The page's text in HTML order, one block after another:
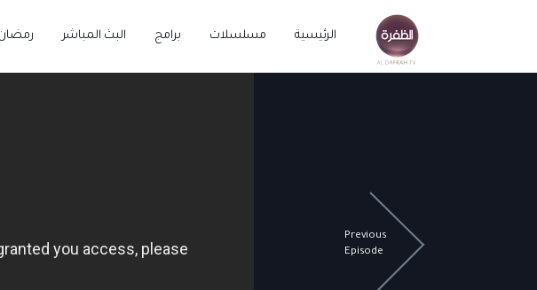
الرئيسية مسلسلات برامج البث المباشر رمضان
Previous
Episode